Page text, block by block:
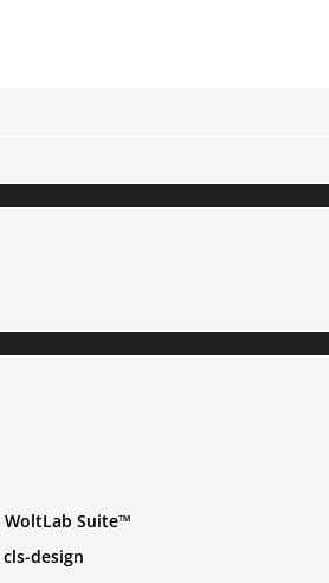
WoltLab Suite™
cls-design